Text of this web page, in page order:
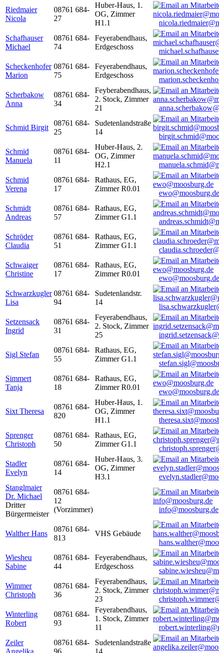
Riedmaier
Nicola
08761 684-
27
Huber-Haus, 1.
OG, Zimmer
H1.1
Schafhauser
Michael
08761 684-
74
Feyerabendhaus,
Erdgeschoss
Scheckenhofer
Marion
08761 684-
75
Feyerabendhaus,
Erdgeschoss
Scherbakow
Anna
08761 684-
34
Feyberabendhaus,
2. Stock, Zimmer
21
Schmid Birgit
08761 684-
25
Sudetenlandstraße
14
Schmid
Manuela
08761 684-
11
Huber-Haus, 2.
OG, Zimmer
H2.1
Schmid
Verena
08761 684-
17
Rathaus, EG,
Zimmer R0.01
ewo@moosburg.de
Schmidt
Andreas
08761 684-
57
Rathaus, EG,
Zimmer G1.1
Schröder
Claudia
08761 684-
51
Rathaus, EG,
Zimmer G1.1
Schwaiger
Christine
08761 684-
17
Rathaus, EG,
Zimmer R0.01
ewo@moosburg.de
Schwarzkugler
Lisa
08761 684-
94
Sudetenlandstr.
14
Setzensack
Ingrid
08761 684-
31
Feyerabendhaus,
2. Stock, Zimmer
25
Sigl Stefan
08761 684-
55
Rathaus, EG,
Zimmer G1.1
Simmert
Tanja
08761 684-
18
Rathaus, EG,
Zimmer R0.01
ewo@moosburg.de
Sixt Theresa
08761 684-
820
Huber-Haus, 1.
OG, Zimmer
H1.1
Sprenger
Christoph
08761 684-
50
Rathaus, EG,
Zimmer G1.1
Stadler
Evelyn
08761 684-
14
Huber-Haus, 3.
OG, Zimmer
H3.1
Stanglmaier
Dr. Michael
Dritter
Bürgermeister
08761 684-
12
(Vorzimmer)
info@moosburg.de
Walther Hans
08761 684-
813
VHS Gebäude
Wiesheu
Sabine
08761 684-
44
Feyerabendhaus,
Erdgeschoss
Wimmer
Christoph
08761 684-
36
Feyerabendhaus,
2. Stock, Zimmer
23
Winterling
Robert
08761 684-
93
Feyerabendhaus,
1. Stock, Zimmer
11
Zeiler
Angelika
08761 684-
96
Sudetenlandstraße
14